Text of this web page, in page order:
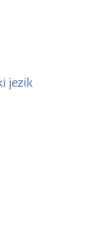
jezik